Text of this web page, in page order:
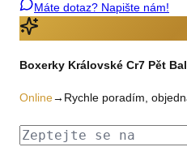
Máte dotaz? Napište nám!
Boxerky Královské Cr7 Pět
Online→ Rychle poradím,